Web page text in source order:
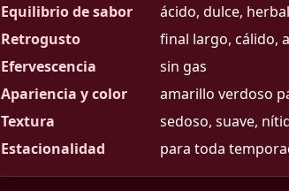
Equilibrio de sabor
ácido, dulce,
Retrogusto
final largo, cálido,
Efervescencia
sin gas
Apariencia y color
amarillo verdoso
Textura
sedoso, suave,
Estacionalidad
para toda